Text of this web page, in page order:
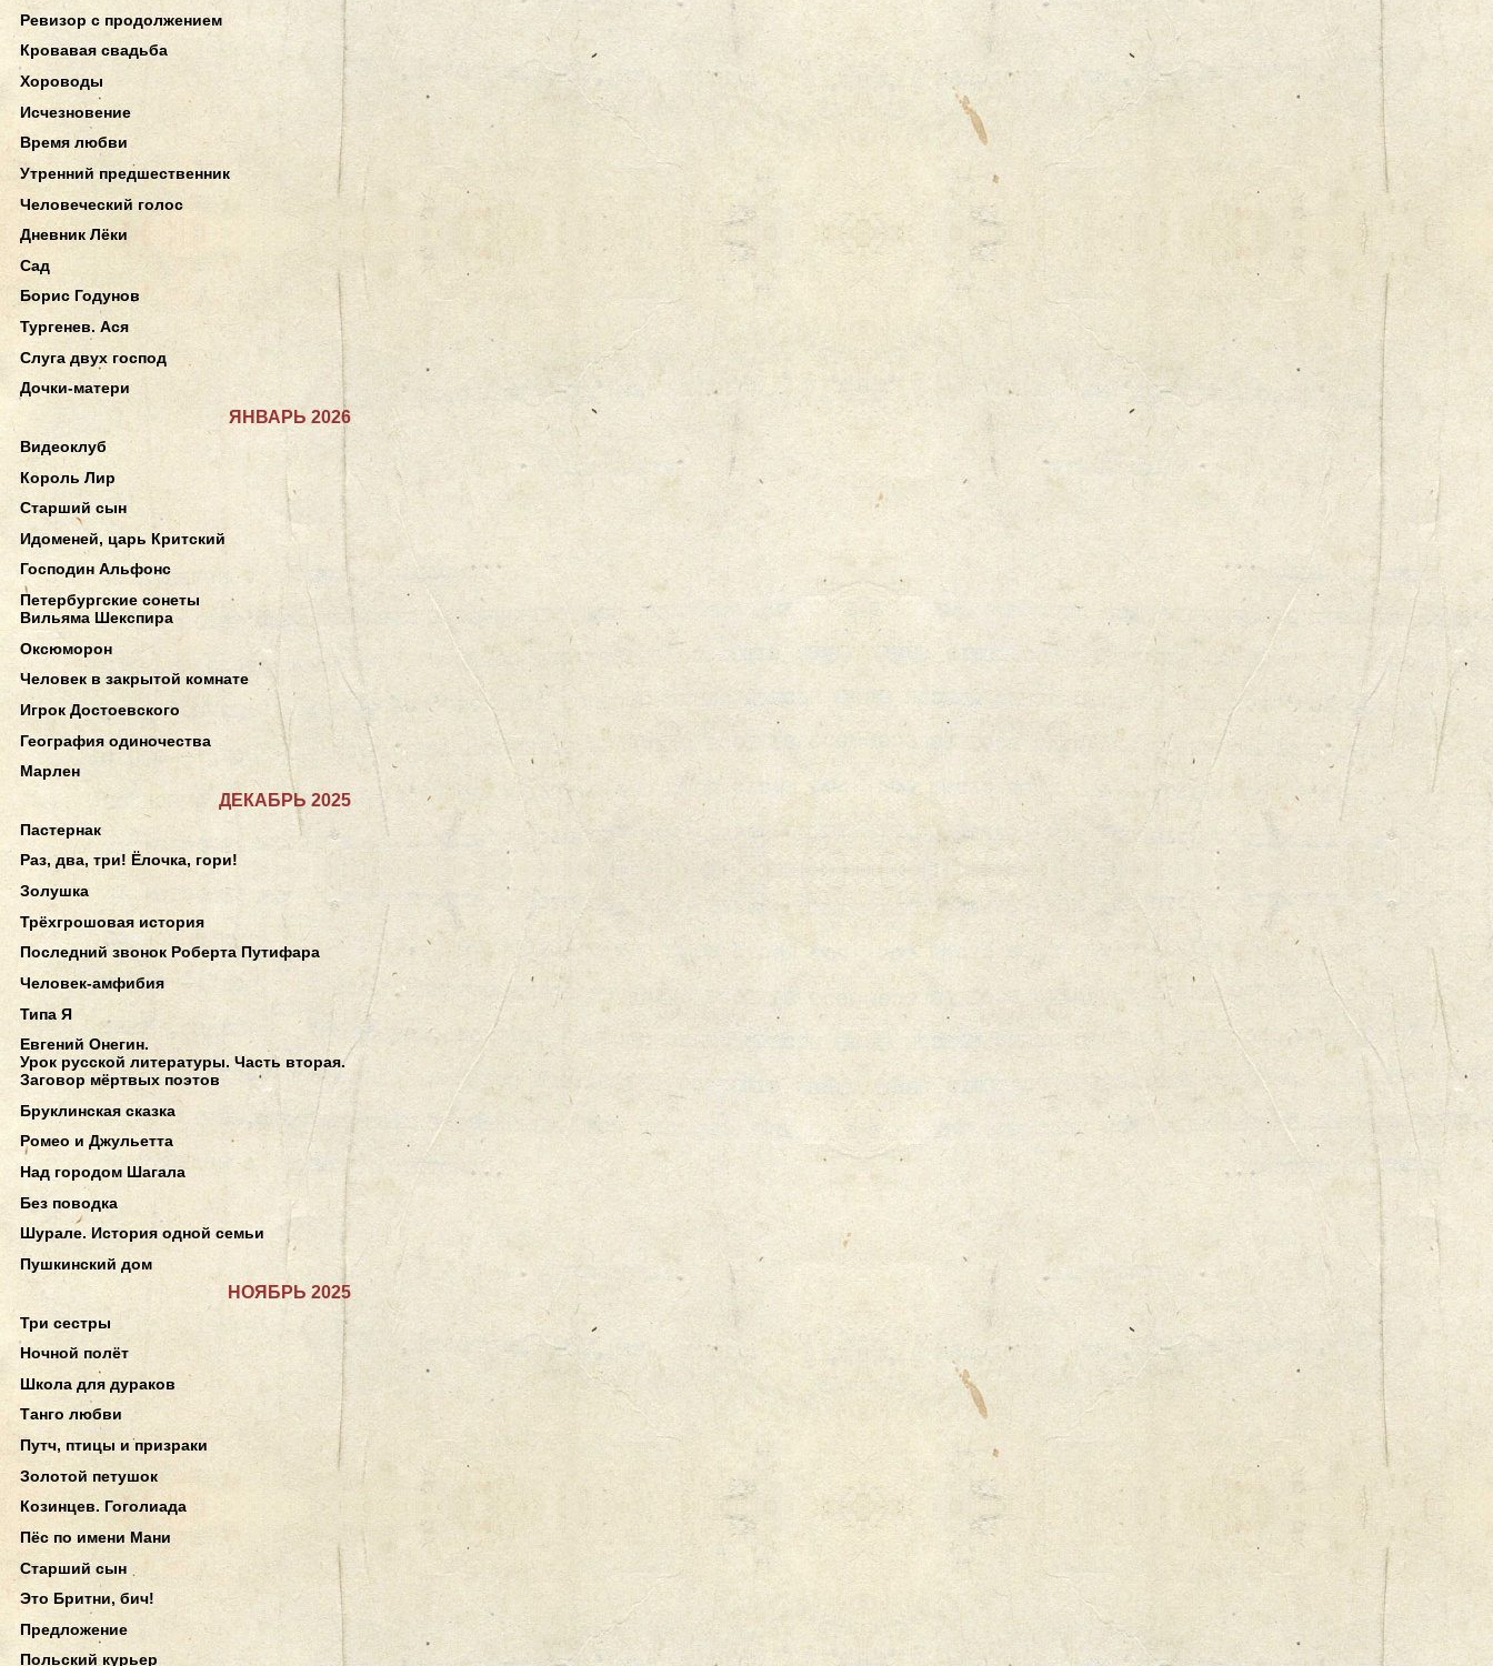
Ревизор с продолжением
Кровавая свадьба
Хороводы
Исчезновение
Время любви
Утренний предшественник
Человеческий голос
Дневник Лёки
Сад
Борис Годунов
Тургенев. Ася
Слуга двух господ
Дочки-матери
ЯНВАРЬ 2026
Видеоклуб
Король Лир
Старший сын
Идоменей, царь Критский
Господин Альфонс
Петербургские сонеты
Вильяма Шекспира
Оксюморон
Человек в закрытой комнате
Игрок Достоевского
География одиночества
Марлен
ДЕКАБРЬ 2025
Пастернак
Раз, два, три! Ёлочка, гори!
Золушка
Трёхгрошовая история
Последний звонок Роберта Путифара
Человек-амфибия
Типа Я
Евгений Онегин.
Урок русской литературы. Часть вторая.
Заговор мёртвых поэтов
Бруклинская сказка
Ромео и Джульетта
Над городом Шагала
Без поводка
Шурале. История одной семьи
Пушкинский дом
НОЯБРЬ 2025
Три сестры
Ночной полёт
Школа для дураков
Танго любви
Путч, птицы и призраки
Золотой петушок
Козинцев. Гоголиада
Пёс по имени Мани
Старший сын
Это Бритни, бич!
Предложение
Польский курьер